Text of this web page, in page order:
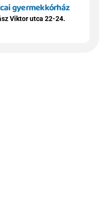
gyermekkórház
Viktor utca 22-24.